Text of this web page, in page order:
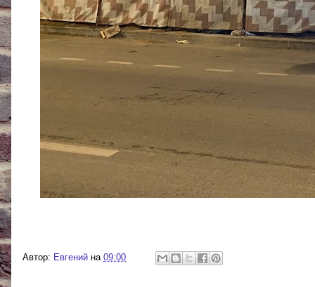
Автор: Евгений на 09:00